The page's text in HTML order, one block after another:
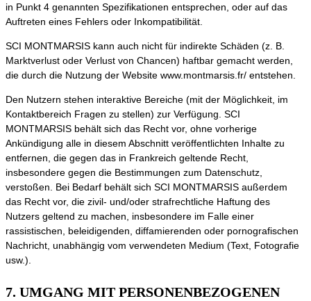
in Punkt 4 genannten Spezifikationen entsprechen, oder auf das
Auftreten eines Fehlers oder Inkompatibilität.
SCI MONTMARSIS kann auch nicht für indirekte Schäden (z. B.
Marktverlust oder Verlust von Chancen) haftbar gemacht werden,
die durch die Nutzung der Website www.montmarsis.fr/ entstehen.
Den Nutzern stehen interaktive Bereiche (mit der Möglichkeit, im
Kontaktbereich Fragen zu stellen) zur Verfügung. SCI
MONTMARSIS behält sich das Recht vor, ohne vorherige
Ankündigung alle in diesem Abschnitt veröffentlichten Inhalte zu
entfernen, die gegen das in Frankreich geltende Recht,
insbesondere gegen die Bestimmungen zum Datenschutz,
verstoßen. Bei Bedarf behält sich SCI MONTMARSIS außerdem
das Recht vor, die zivil- und/oder strafrechtliche Haftung des
Nutzers geltend zu machen, insbesondere im Falle einer
rassistischen, beleidigenden, diffamierenden oder pornografischen
Nachricht, unabhängig vom verwendeten Medium (Text, Fotografie
usw.).
7. UMGANG MIT PERSONENBEZOGENEN